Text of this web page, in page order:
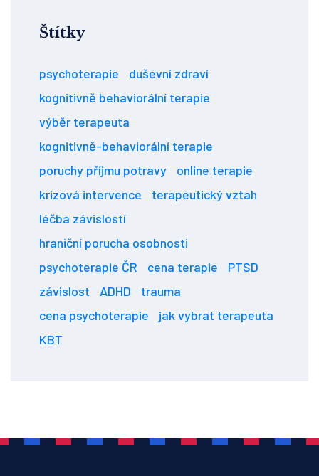
Štítky
psychoterapie
duševní zdraví
kognitivně behaviorální terapie
výběr terapeuta
kognitivně-behaviorální terapie
poruchy příjmu potravy
online terapie
krizová intervence
terapeutický vztah
léčba závislostí
hraniční porucha osobnosti
psychoterapie ČR
cena terapie
PTSD
závislost
ADHD
trauma
cena psychoterapie
jak vybrat terapeuta
KBT